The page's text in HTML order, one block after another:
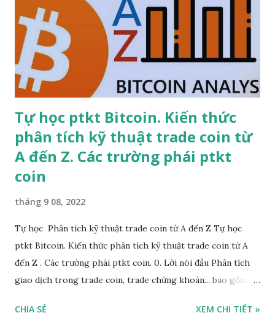
Tự học ptkt Bitcoin. Kiến thức
phân tích kỹ thuật trade coin từ
A đến Z. Các trường phái ptkt
coin
tháng 9 08, 2022
Tự học Phân tích kỹ thuật trade coin từ A đến Z Tự học
ptkt Bitcoin. Kiến thức phân tích kỹ thuật trade coin từ A
đến Z . Các trường phái ptkt coin. 0. Lời nói đầu Phân tích
giao dịch trong trade coin, trade chứng khoán... bao gồm 03
Phân tích tâm lý. Như tiêu đề của bài viết này "Phân tích kỹ
CHIA SẺ XEM CHI TIẾT »